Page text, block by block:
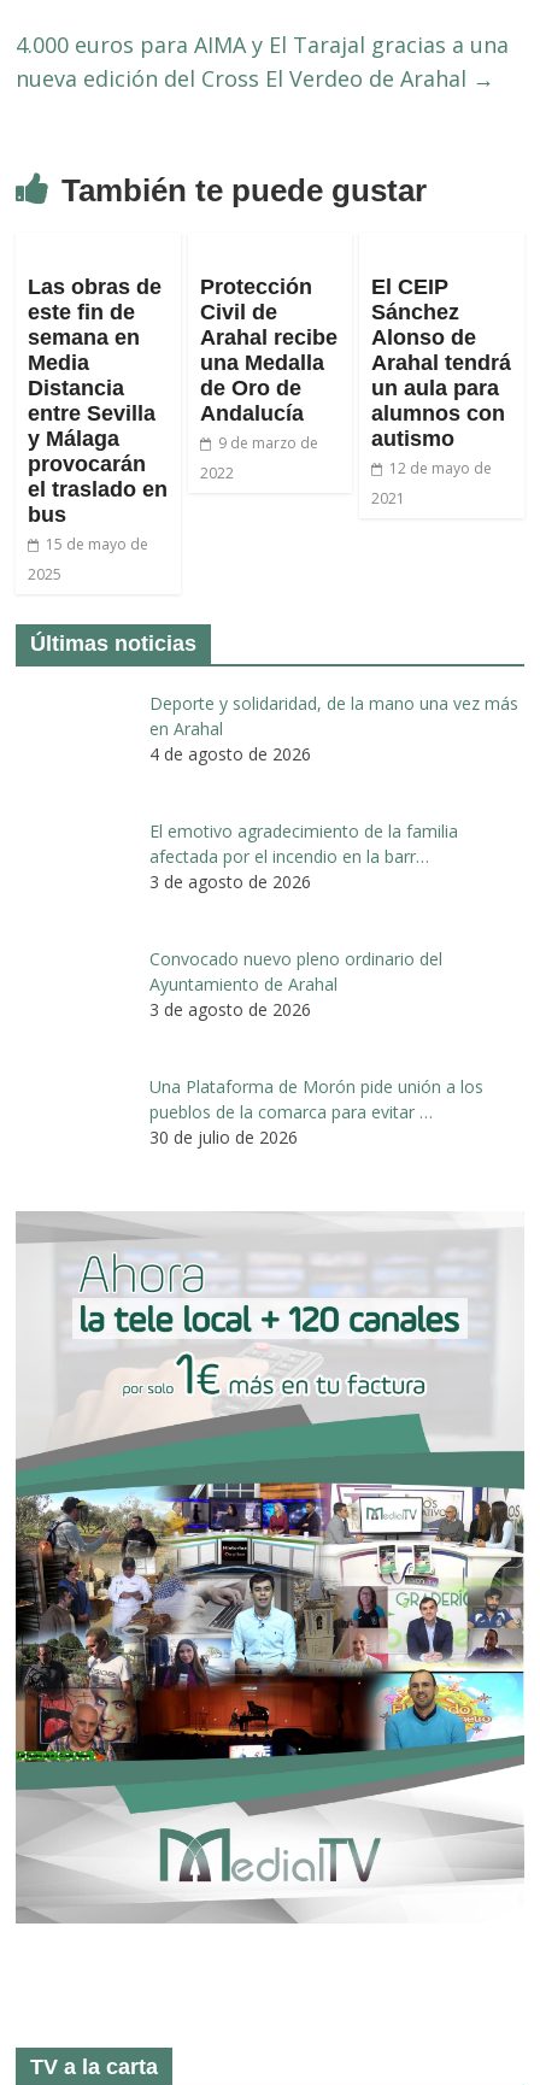
4.000 euros para AIMA y El Tarajal gracias a una
nueva edición del Cross El Verdeo de Arahal →
También te puede gustar
Las obras de
este fin de
semana en
Media
Distancia
entre Sevilla
y Málaga
provocarán
el traslado en
bus
15 de mayo de
2025
Protección
Civil de
Arahal recibe
una Medalla
de Oro de
Andalucía
9 de marzo de
2022
El CEIP
Sánchez
Alonso de
Arahal tendrá
un aula para
alumnos con
autismo
12 de mayo de
2021
Últimas noticias
Deporte y solidaridad, de la mano una vez más
en Arahal
4 de agosto de 2026
El emotivo agradecimiento de la familia
afectada por el incendio en la barr…
3 de agosto de 2026
Convocado nuevo pleno ordinario del
Ayuntamiento de Arahal
3 de agosto de 2026
Una Plataforma de Morón pide unión a los
pueblos de la comarca para evitar …
30 de julio de 2026
TV a la carta